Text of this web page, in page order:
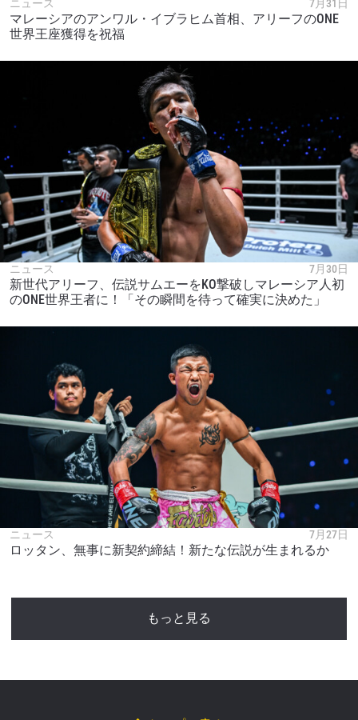
ニュース 7月31日
マレーシアのアンワル・イブラヒム首相、アリーフのONE
世界王座獲得を祝福
ニュース 7月30日
新世代アリーフ、伝説サムエーをKO撃破しマレーシア人初
のONE世界王者に！「その瞬間を待って確実に決めた」
ニュース 7月27日
ロッタン、無事に新契約締結！新たな伝説が生まれるか
もっと見る